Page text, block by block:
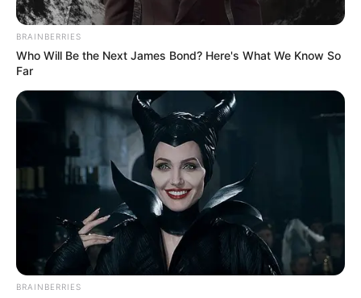
ઘણા સુપરહિટ પાર્ટી ગીતો આપનાર પોપ્યુલર સિંગર અને
રેપર યો યો હની સિંહ ફરી એકવાર ચર્ચામાં આવ્યો છે.
જો કે, આ વખતે ગાયકના લાઈમલાઈટમાં આવવાનું
કારણ તેના કોઈ ગીતને કારણે નથી પરંતુ ફરીવાર તેની
અંગત જિંદગી છે. તમે બધા જાણો છો કે હની સિંહ થોડા
સમય પહેલા પોતાના અંગત જીવનના કારણે ચર્ચામાં
હતો.
BRAINBERRIES
Who Will Be the Next James Bond? Here's What We Know So
Far
BRAINBERRIES